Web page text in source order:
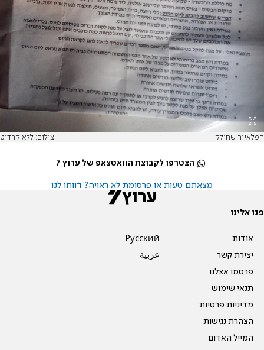
הפלאייר שחולק צילום: ללא קרדיט
הצטרפו לקבוצת הוואטצאפ של ערוץ 7
מצאתם טעות או פרסומת לא ראויה? דווחו לנו
פנו אלינו
אודות
יצירת קשר
פרסמו אצלנו
תנאי שימוש
מדיניות פרטיות
הצהרת נגישות
המייל האדום
Pусский
عربية